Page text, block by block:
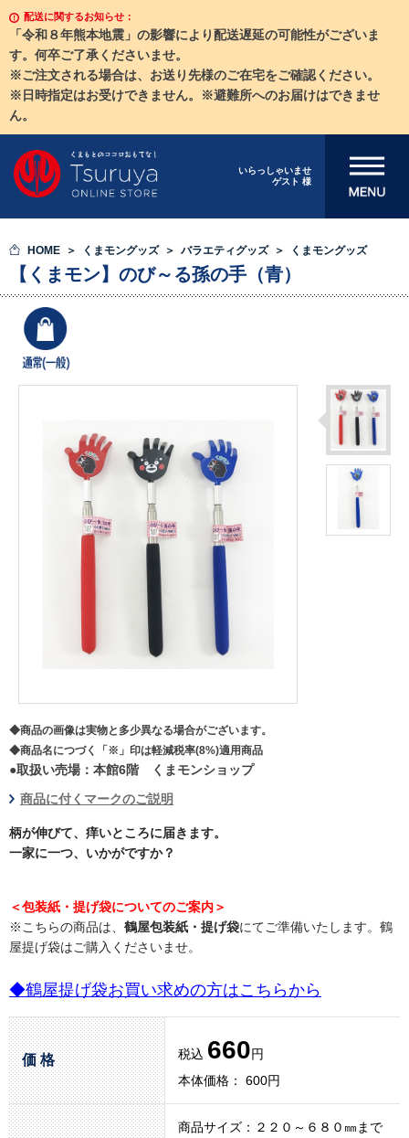
配送に関するお知らせ：
「令和８年熊本地震」の影響により配送遅延の可能性がございま
す。何卒ご了承くださいませ。
※ご注文される場合は、お送り先様のご在宅をご確認ください。
※日時指定はお受けできません。※避難所へのお届けはできませ
ん。
いらっしゃいませ
ゲスト 様
メニューを開
HOME くまモングッズ バラエティグッズ くまモングッズ
【くまモン】のび～る孫の手（青）
◆商品の画像は実物と多少異なる場合がございます。
◆商品名につづく「※」印は軽減税率(8%)適用商品
●取扱い売場：本館6階 くまモンショップ
商品に付くマークのご説明
柄が伸びて、痒いところに届きます。
一家に一つ、いかがですか？
＜包装紙・提げ袋についてのご案内＞
※こちらの商品は、 鶴屋包装紙・提げ袋にてご準備いたします。鶴
屋提げ袋はご購入くださいませ。
◆鶴屋提げ袋お買い求めの方はこちらから
価 格 税込 660円
本体価格： 600円
商品サイズ：２２０～６８０㎜まで